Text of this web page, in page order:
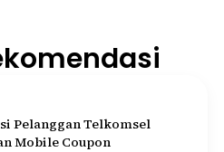
Pelanggan Telkomsel
Mobile Coupon